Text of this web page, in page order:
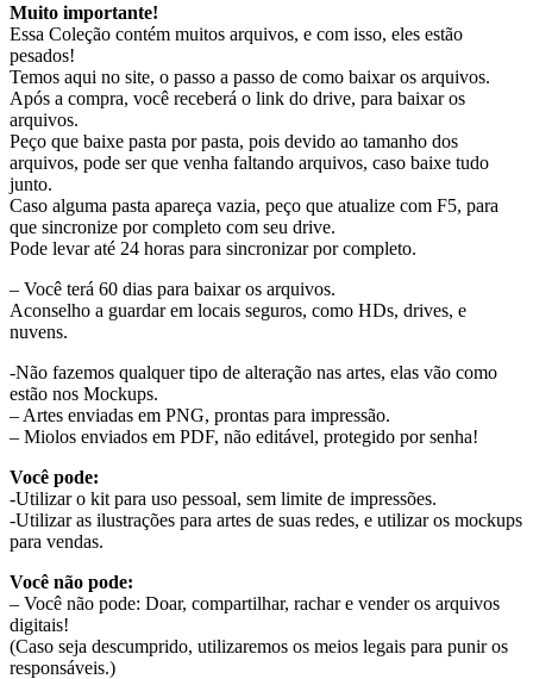
Muito importante!
Essa Coleção contém muitos arquivos, e com isso, eles estão
pesados!
Temos aqui no site, o passo a passo de como baixar os arquivos.
Após a compra, você receberá o link do drive, para baixar os
arquivos.
Peço que baixe pasta por pasta, pois devido ao tamanho dos
arquivos, pode ser que venha faltando arquivos, caso baixe tudo
junto.
Caso alguma pasta apareça vazia, peço que atualize com F5, para
que sincronize por completo com seu drive.
Pode levar até 24 horas para sincronizar por completo.
– Você terá 60 dias para baixar os arquivos.
Aconselho a guardar em locais seguros, como HDs, drives, e
nuvens.
-Não fazemos qualquer tipo de alteração nas artes, elas vão como
estão nos Mockups.
– Artes enviadas em PNG, prontas para impressão.
– Miolos enviados em PDF, não editável, protegido por senha!
Você pode:
-Utilizar o kit para uso pessoal, sem limite de impressões.
-Utilizar as ilustrações para artes de suas redes, e utilizar os mockups
para vendas.
Você não pode:
– Você não pode: Doar, compartilhar, rachar e vender os arquivos
digitais!
(Caso seja descumprido, utilizaremos os meios legais para punir os
responsáveis.)